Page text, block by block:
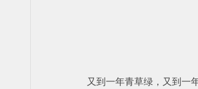
又到一年青草绿，又到一